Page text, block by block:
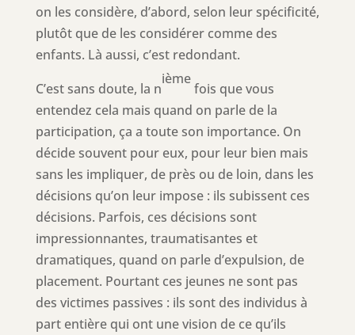
on les considère, d’abord, selon leur spécificité,
plutôt que de les considérer comme des
enfants. Là aussi, c’est redondant.
C’est sans doute, la n
ième
fois que vous
entendez cela mais quand on parle de la
participation, ça a toute son importance. On
décide souvent pour eux, pour leur bien mais
sans les impliquer, de près ou de loin, dans les
décisions qu’on leur impose : ils subissent ces
décisions. Parfois, ces décisions sont
impressionnantes, traumatisantes et
dramatiques, quand on parle d’expulsion, de
placement. Pourtant ces jeunes ne sont pas
des victimes passives : ils sont des individus à
part entière qui ont une vision de ce qu’ils